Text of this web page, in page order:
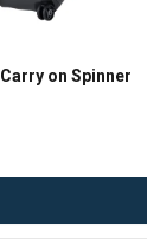
on Spinner